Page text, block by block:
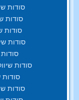
סודות שיווק
סודות
סודות
סודות שיווק
סודות
סודות שיווק
סודות
סודות שיווק